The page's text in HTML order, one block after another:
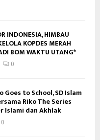
INDONESIA, HIMBAU
KOPDES MERAH
BOM WAKTU UTANG*
0
Goes to School, SD Islam
Riko The Series
Islami dan Akhlak
0